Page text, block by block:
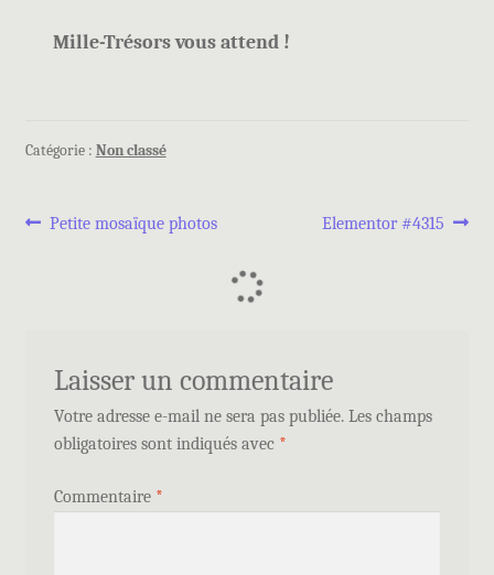
Mille-Trésors vous attend !
Catégorie : Non classé
Petite mosaïque photos Elementor #4315
Laisser un commentaire
Votre adresse e-mail ne sera pas publiée. Les champs
obligatoires sont indiqués avec *
Commentaire *